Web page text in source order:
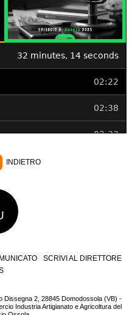
INDIETRO
SCRIVI AL DIRETTORE
2, 28845 Domodossola (VB) -
Industria Artigianato e Agricoltura del